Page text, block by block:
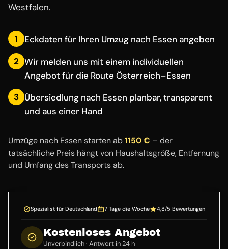
Westfalen.
1
Eckdaten für Ihren Umzug nach Essen angeben
2 Wir melden uns mit einem individuellen
Angebot für die Route Österreich–Essen
3 Übersiedlung nach Essen planbar, transparent
und aus einer Hand
Umzüge nach Essen starten ab1150 € – der
tatsächliche Preis hängt von Haushaltsgröße, Entfernung
und Umfang des Transports ab.
Spezialist für Deutschland 7 Tage die Woche 4,8/5 Bewertungen
Kostenloses Angebot
Unverbindlich · Antwort in 24 h